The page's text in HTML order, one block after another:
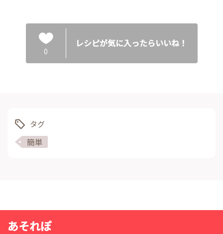
0
レシピが気に入ったらいいね！
タグ
簡単
あそれぽ